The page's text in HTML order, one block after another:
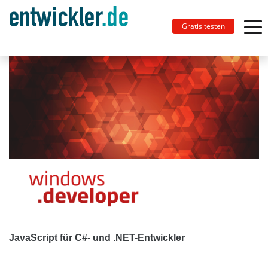
Gratis testen
JavaScript für C#- und .NET-Entwickler